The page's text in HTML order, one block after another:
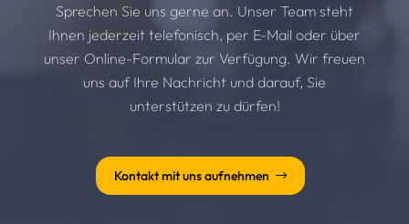
Sprechen Sie uns gerne an. Unser Team steht
Ihnen jederzeit telefonisch, per E-Mail oder über
unser Online-Formular zur Verfügung. Wir freuen
uns auf Ihre Nachricht und darauf, Sie
unterstützen zu dürfen!
Kontakt mit uns aufnehmen